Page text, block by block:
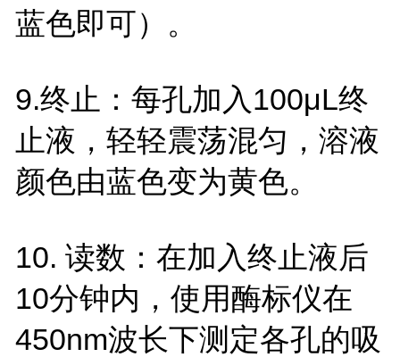
蓝色即可）。
9.终止：每孔加入 100μL终
止液，轻轻震荡混匀，溶液
颜色由蓝色变为黄色。
10. 读数：在加入终止液后
10分钟内，使用酶标仪在
450nm波长下测定各孔的吸